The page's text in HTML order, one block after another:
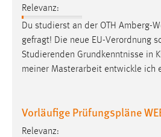
Relevanz:
Du studierst an der OTH Amberg-
gefragt! Die neue EU-Verordnung
Studierenden Grundkenntnisse in
meiner Masterarbeit entwickle ich
Vorläufige Prüfungspläne
Relevanz: